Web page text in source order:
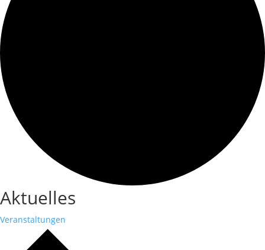
Aktuelles
Veranstaltungen